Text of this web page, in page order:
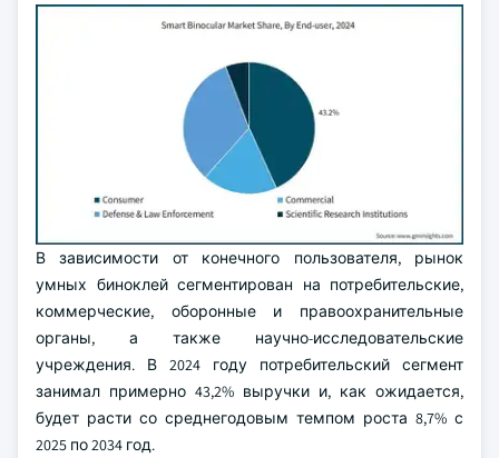
В зависимости от конечного пользователя, рынок
умных биноклей сегментирован на потребительские,
коммерческие, оборонные и правоохранительные
органы, а также научно-исследовательские
учреждения. В 2024 году потребительский сегмент
занимал примерно 43,2% выручки и, как ожидается,
будет расти со среднегодовым темпом роста 8,7% с
2025 по 2034 год.